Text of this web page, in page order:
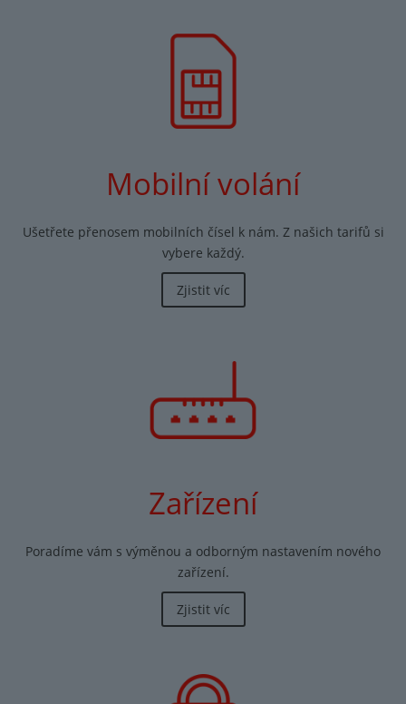
Mobilní volání
Ušetřete přenosem mobilních čísel k nám. Z našich tarifů si
vybere každý.
Zjistit víc
Zařízení
Poradíme vám s výměnou a odborným nastavením nového
zařízení.
Zjistit víc